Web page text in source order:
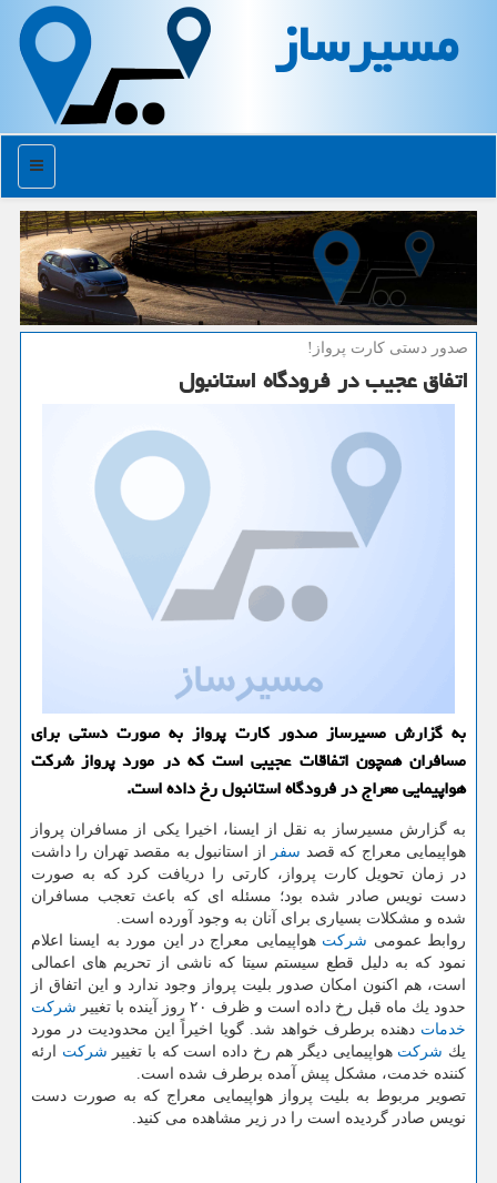
مسیرساز
منو
صدور دستی كارت پرواز!
اتفاق عجیب در فرودگاه استانبول
به گزارش مسیرساز صدور كارت پرواز به صورت دستی برای
مسافران همچون اتفاقات عجیبی است كه در مورد پرواز شركت
هواپیمایی معراج در فرودگاه استانبول رخ داده است.
به گزارش مسیرساز به نقل از ایسنا، اخیرا یكی از مسافران پرواز
هواپیمایی معراج كه قصد سفر از استانبول به مقصد تهران را داشت
در زمان تحویل كارت پرواز، كارتی را دریافت كرد كه به صورت
دست نویس صادر شده بود؛ مسئله ای كه باعث تعجب مسافران
شده و مشكلات بسیاری برای آنان به وجود آورده است.
روابط عمومی شركت هواپیمایی معراج در این مورد به ایسنا اعلام
نمود كه به دلیل قطع سیستم سیتا كه ناشی از تحریم های اعمالی
است، هم اكنون امكان صدور بلیت پرواز وجود ندارد و این اتفاق از
حدود یك ماه قبل رخ داده است و ظرف ۲۰ روز آینده با تغییر
شركت
خدمات دهنده برطرف خواهد شد. گویا اخیراً این محدودیت در مورد
یك شركت هواپیمایی دیگر هم رخ داده است كه با تغییر شركت ارئه
كننده خدمت، مشكل پیش آمده برطرف شده است.
تصویر مربوط به بلیت پرواز هواپیمایی معراج كه به صورت دست
نویس صادر گردیده است را در زیر مشاهده می كنید.